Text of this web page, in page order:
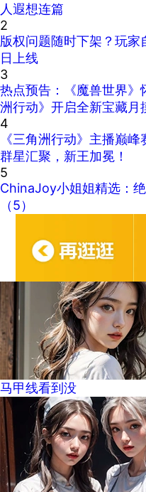
人遐想连篇
2
版权问题随时下架？玩
日上线
3
热点预告：《魔兽世界》
洲行动》开启全新宝藏月
4
《三角洲行动》主播巅
群星汇聚，新王加冕！
5
ChinaJoy小姐姐精选：
（5）
马甲线看到没